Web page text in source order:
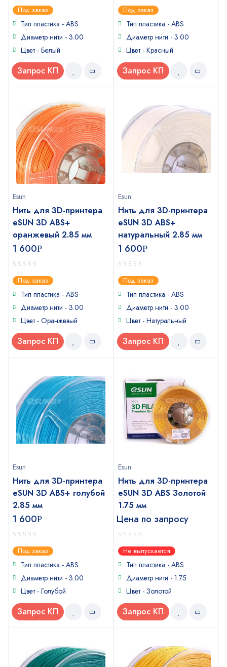
0
out
of
Под заказ
Тип пластика - ABS
Диаметр нити - 3.00
Цвет - Белый
Запрос КП
0
out
of
Под заказ
Тип пластика - ABS
Диаметр нити - 3.00
Цвет - Красный
Запрос КП
Esun
Нить для 3D-принтера
eSUN 3D ABS+
оранжевый 2.85 мм
1 600Р
0
out
of
Под заказ
Тип пластика - ABS
Диаметр нити - 3.00
Цвет - Оранжевый
Запрос КП
Esun
Нить для 3D-принтера
eSUN 3D ABS+
натуральный 2.85 мм
1 600Р
0
out
of
Под заказ
Тип пластика - ABS
Диаметр нити - 3.00
Цвет - Натуральный
Запрос КП
Esun
Нить для 3D-принтера
eSUN 3D ABS+ голубой
2.85 мм
1 600Р
0
out
of
Под заказ
Тип пластика - ABS
Диаметр нити - 3.00
Цвет - Голубой
Запрос КП
Esun
Нить для 3D-принтера
eSUN 3D ABS Золотой
1.75 мм
Цена по запросу
0
out
of
Не выпускается
Тип пластика - ABS
Диаметр нити - 1.75
Цвет - Золотой
Запрос КП